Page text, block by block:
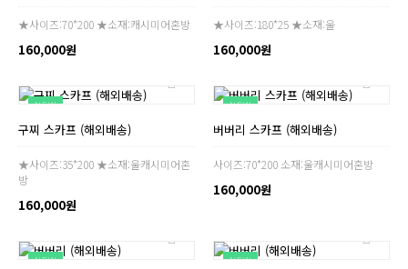
★사이즈:70*200 ★소재:캐시미어혼방
160,000원
★사이즈:180*25 ★소재:울
160,000원
NEW
구찌 스카프 (해외배송)
★사이즈:35*200 ★소재:울캐시미어혼
방
160,000원
NEW
버버리 스카프 (해외배송)
사이즈:70*200 소재:울캐시미어혼방
160,000원
NEW NEW